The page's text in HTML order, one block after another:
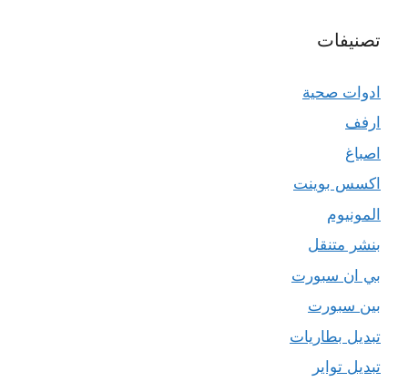
تصنيفات
ادوات صحية
ارفف
اصباغ
اكسس بوينت
المونيوم
بنشر متنقل
بي ان سبورت
بين سبورت
تبديل بطاريات
تبديل تواير